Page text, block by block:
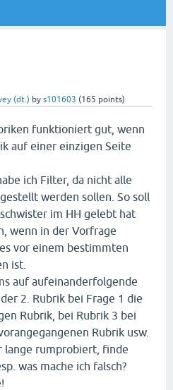
(dt.) by s101603 (165 points)
funktioniert gut, wenn
auf einer einzigen Seite
ich Filter, da nicht alle
werden sollen. So soll
im HH gelebt hat
wenn in der Vorfrage
vor einem bestimmten
ist.
auf aufeinanderfolgende
2. Rubrik bei Frage 1 die
Rubrik, bei Rubrik 3 bei
Rubrik usw.
lange rumprobiert, finde
was mache ich falsch?